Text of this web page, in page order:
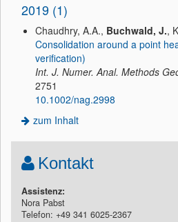
2019 (1)
Chaudhry, A.A., Buchwald, J.,
Consolidation around a point
verification)
Int. J. Numer. Anal. Methods
2751
10.1002/nag.2998
zum Inhalt
Kontakt
Assistenz:
Nora Pabst
Telefon: +49 341 6025-2367